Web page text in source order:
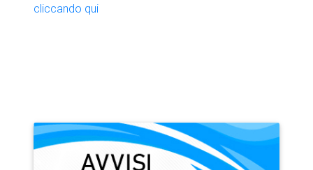
cliccando qui